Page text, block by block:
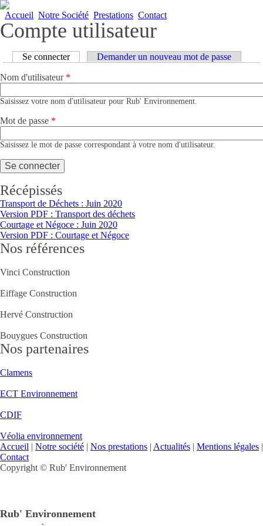
Accueil Notre Société Prestations Contact
Compte utilisateur
Onglets principaux
Se connecter(onglet actif)Demander un nouveau mot de passe
Nom d'utilisateur *
Saisissez votre nom d'utilisateur pour Rub' Environnement.
Mot de passe *
Saisissez le mot de passe correspondant à votre nom d'utilisateur.
Récépissés
Transport de Déchets : Juin 2020
Version PDF : Transport des déchets
Courtage et Négoce : Juin 2020
Version PDF : Courtage et Négoce
Nos références
Vinci Construction
Eiffage Construction
Hervé Construction
Bouygues Construction
Nos partenaires
Clamens
ECT Environnement
CDIF
Véolia environnement
Accueil | Notre société | Nos prestations | Actualités | Mentions légales |
Contact
Copyright © Rub' Environnement
Rub' Environnement